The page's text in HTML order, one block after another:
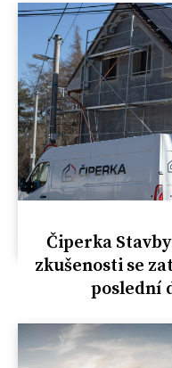
Čiperka
zkušenosti se
poslední